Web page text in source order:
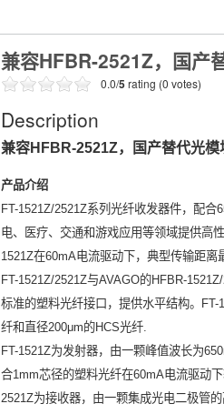
兼容HFBR-2521Z，国产
0.0/5rating (0 votes)
Description
兼容HFBR-2521Z，国产替代光模
产品介绍
FT-1521Z/2521Z系列光纤收发器件，配
电、医疗、交通和游戏应用等领域提供高
1521Z在60mA电流驱动下，典型传输距离
FT-1521Z/2521Z与AVAGO的HFBR-
标准的塑料光纤接口，提供水平结构。
纤和直径200μm的HCS光纤.
FT-1521Z为发射器，由一颗峰值波长为
合1mm芯径的塑料光纤在60mA电流驱动
2521Z为接收器，由一颗集成光电二极管